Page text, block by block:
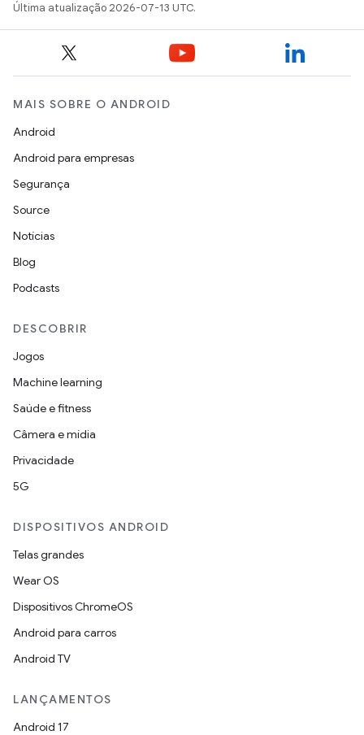
Última atualização 2026-07-13 UTC.
MAIS SOBRE O ANDROID
Android
Android para empresas
Segurança
Source
Notícias
Blog
Podcasts
DESCOBRIR
Jogos
Machine learning
Saúde e fitness
Câmera e mídia
Privacidade
5G
DISPOSITIVOS ANDROID
Telas grandes
Wear OS
Dispositivos ChromeOS
Android para carros
Android TV
LANÇAMENTOS
Android 17